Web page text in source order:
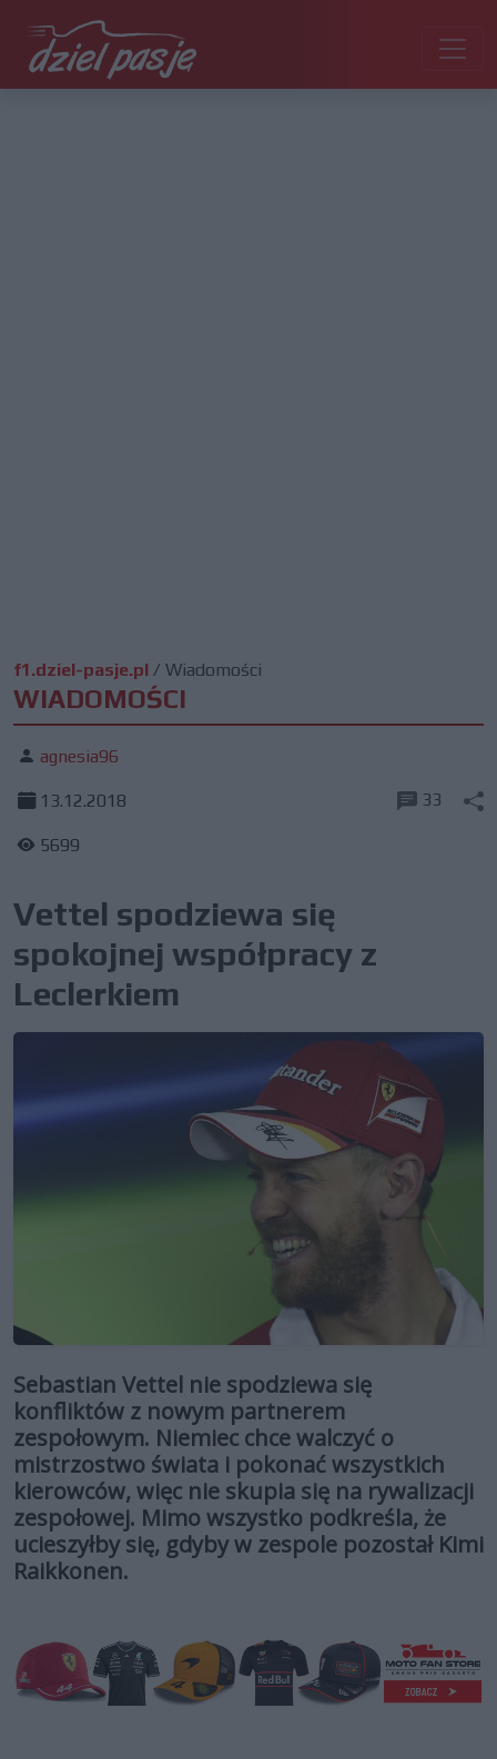
f1.dziel-pasje.pl / Wiadomości
WIADOMOŚCI
agnesia96
13.12.2018
5699
33
Vettel spodziewa się
spokojnej współpracy z
Leclerkiem
Sebastian Vettel nie spodziewa się
konfliktów z nowym partnerem
zespołowym. Niemiec chce walczyć o
mistrzostwo świata i pokonać wszystkich
kierowców, więc nie skupia się na rywalizacji
zespołowej. Mimo wszystko podkreśla, że
ucieszyłby się, gdyby w zespole pozostał Kimi
Raikkonen.